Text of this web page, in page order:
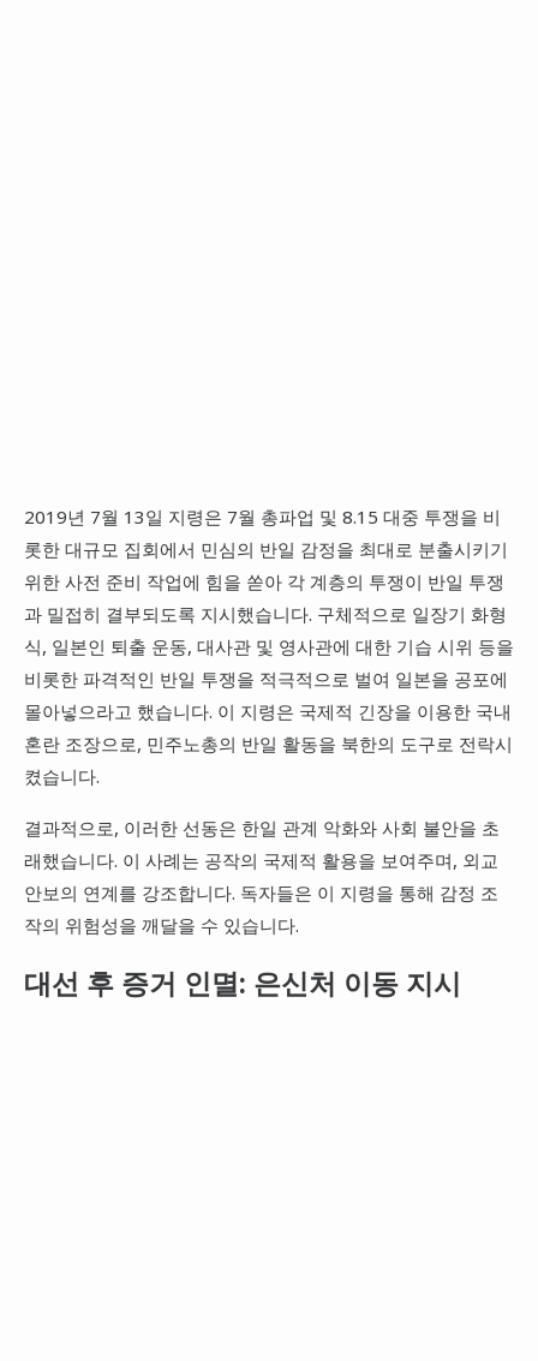
2019년 7월 13일 지령은 7월 총파업 및 8.15 대중 투쟁을 비
롯한 대규모 집회에서 민심의 반일 감정을 최대로 분출시키기
위한 사전 준비 작업에 힘을 쏟아 각 계층의 투쟁이 반일 투쟁
과 밀접히 결부되도록 지시했습니다. 구체적으로 일장기 화형
식, 일본인 퇴출 운동, 대사관 및 영사관에 대한 기습 시위 등을
비롯한 파격적인 반일 투쟁을 적극적으로 벌여 일본을 공포에
몰아넣으라고 했습니다. 이 지령은 국제적 긴장을 이용한 국내
혼란 조장으로, 민주노총의 반일 활동을 북한의 도구로 전락시
켰습니다.
결과적으로, 이러한 선동은 한일 관계 악화와 사회 불안을 초
래했습니다. 이 사례는 공작의 국제적 활용을 보여주며, 외교
안보의 연계를 강조합니다. 독자들은 이 지령을 통해 감정 조
작의 위험성을 깨달을 수 있습니다.
대선 후 증거 인멸: 은신처 이동 지시